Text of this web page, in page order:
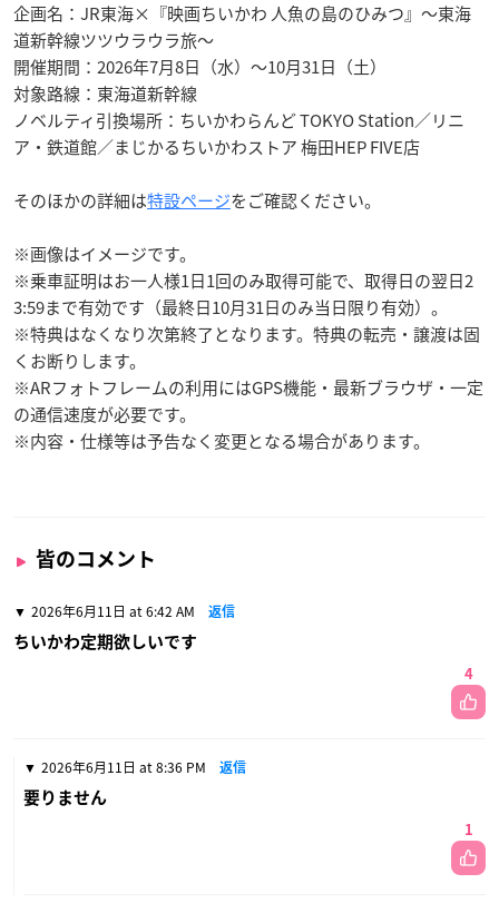
企画名：JR東海×『映画ちいかわ 人魚の島のひみつ』〜東海
道新幹線ツツウラウラ旅〜
開催期間：2026年7月8日（水）〜10月31日（土）
対象路線：東海道新幹線
ノベルティ引換場所：ちいかわらんど TOKYO Station／リニ
ア・鉄道館／まじかるちいかわストア 梅田HEP FIVE店
そのほかの詳細は特設ページをご確認ください。
※画像はイメージです。
※乗車証明はお一人様1日1回のみ取得可能で、取得日の翌日2
3:59まで有効です（最終日10月31日のみ当日限り有効）。
※特典はなくなり次第終了となります。特典の転売・譲渡は固
くお断りします。
※ARフォトフレームの利用にはGPS機能・最新ブラウザ・一定
の通信速度が必要です。
※内容・仕様等は予告なく変更となる場合があります。
皆のコメント
2026年6月11日 at 6:42 AM 返信
ちいかわ定期欲しいです
4
2026年6月11日 at 8:36 PM 返信
要りません
1